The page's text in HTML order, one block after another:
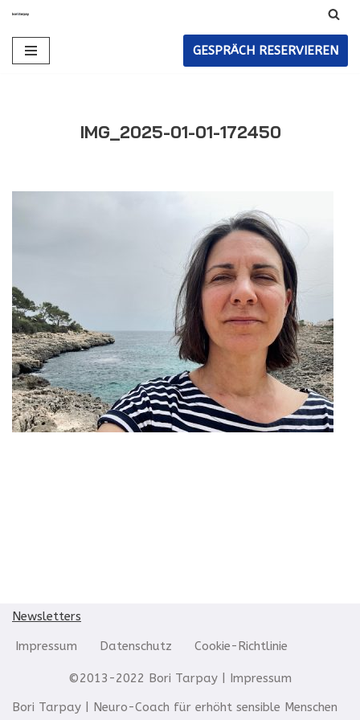
Zum
Inhalt
GESPRÄCH RESERVIEREN
IMG_2025-01-01-172450
Newsletters
Impressum Datenschutz Cookie-Richtlinie
©2013-2022 Bori Tarpay | Impressum
Bori Tarpay | Neuro-Coach für erhöht sensible Menschen